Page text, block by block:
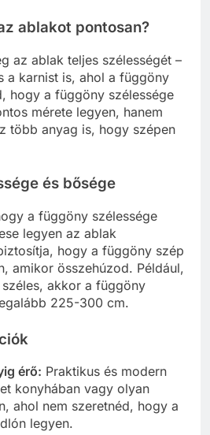
ablakot pontosan?
az ablak teljes szélességét –
a karnist is, ahol a függöny
hogy a függöny szélessége
mérete legyen, hanem
több anyag is, hogy szépen
és bősége
a függöny szélessége
legyen az ablak
hogy a függöny szép
amikor összehúzod. Például,
akkor a függöny
225-300 cm.
érő: Praktikus és modern
konyhában vagy olyan
ahol nem szeretnéd, hogy a
legyen.